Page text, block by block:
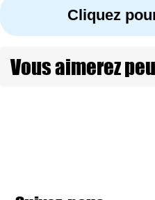
Cliquez
Vous aimerez